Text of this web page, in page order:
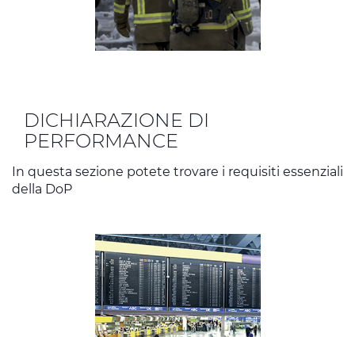
DICHIARAZIONE DI
PERFORMANCE
In questa sezione potete trovare i requisiti essenziali
della DoP